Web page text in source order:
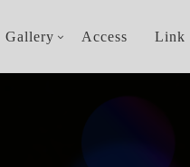
Gallery Access Link